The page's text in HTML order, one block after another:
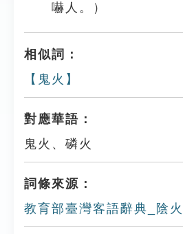
嚇人。）
相似詞：
【鬼火】
對應華語：
鬼火、磷火
詞條來源：
教育部臺灣客語辭典_陰火